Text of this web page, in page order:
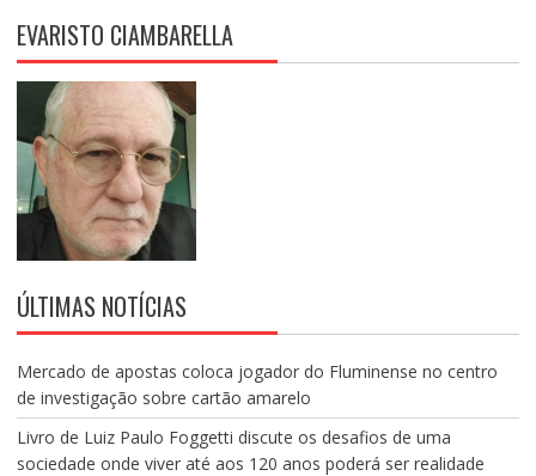
EVARISTO CIAMBARELLA
ÚLTIMAS NOTÍCIAS
Mercado de apostas coloca jogador do Fluminense no centro
de investigação sobre cartão amarelo
Livro de Luiz Paulo Foggetti discute os desafios de uma
sociedade onde viver até aos 120 anos poderá ser realidade